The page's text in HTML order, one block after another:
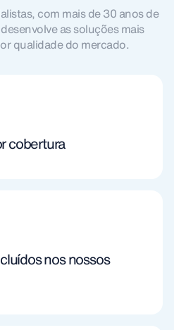
com mais de 30 anos de
as soluções mais
qualidade do mercado.
cobertura
nos nossos